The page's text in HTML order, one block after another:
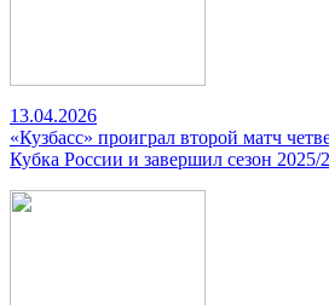
13.04.2026
«Кузбасс» проиграл второй матч
Кубка России и завершил сезон 2025/